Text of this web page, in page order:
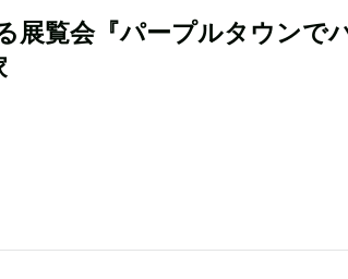
展覧会『パープルタウンで